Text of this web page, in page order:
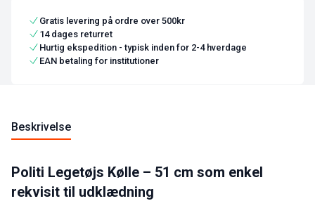
Gratis levering på ordre over 500kr
14 dages returret
Hurtig ekspedition - typisk inden for 2-4 hverdage
EAN betaling for institutioner
Beskrivelse
Politi Legetøjs Kølle – 51 cm som enkel
rekvisit til udklædning